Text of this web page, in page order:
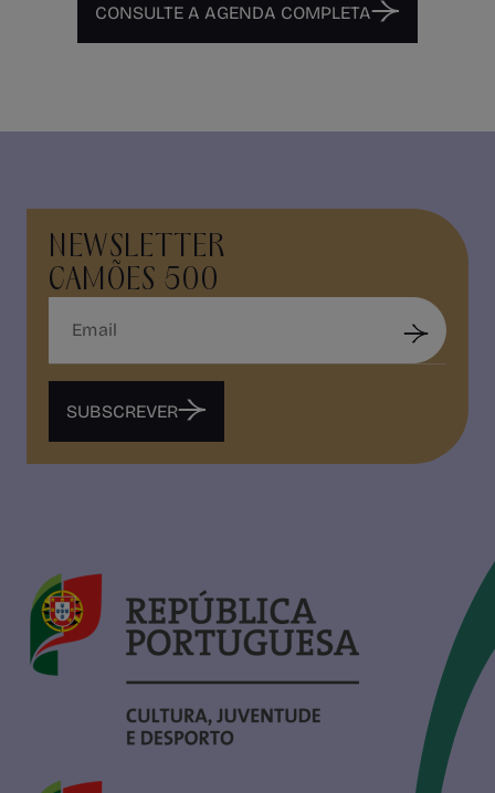
CONSULTE A AGENDA COMPLETA
NEWSLETTER
CAMÕES 500
SUBSCREVER